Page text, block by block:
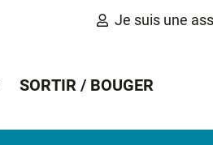
Je suis une
SORTIR / BOUGER